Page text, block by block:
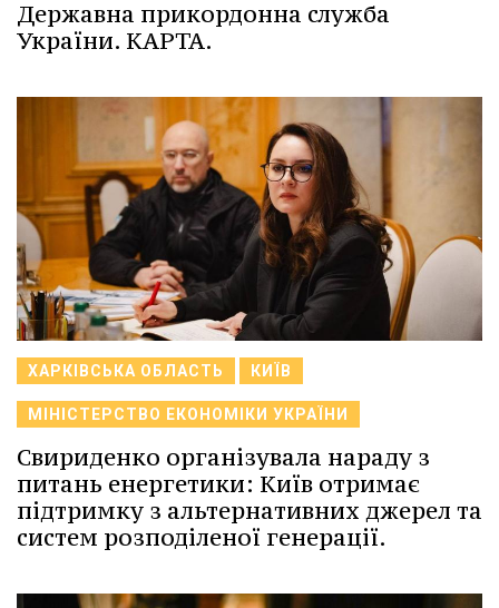
Державна прикордонна служба
України. КАРТА.
ХАРКІВСЬКА ОБЛАСТЬ КИЇВ
МІНІСТЕРСТВО ЕКОНОМІКИ УКРАЇНИ
Свириденко організувала нараду з
питань енергетики: Київ отримає
підтримку з альтернативних джерел та
систем розподіленої генерації.